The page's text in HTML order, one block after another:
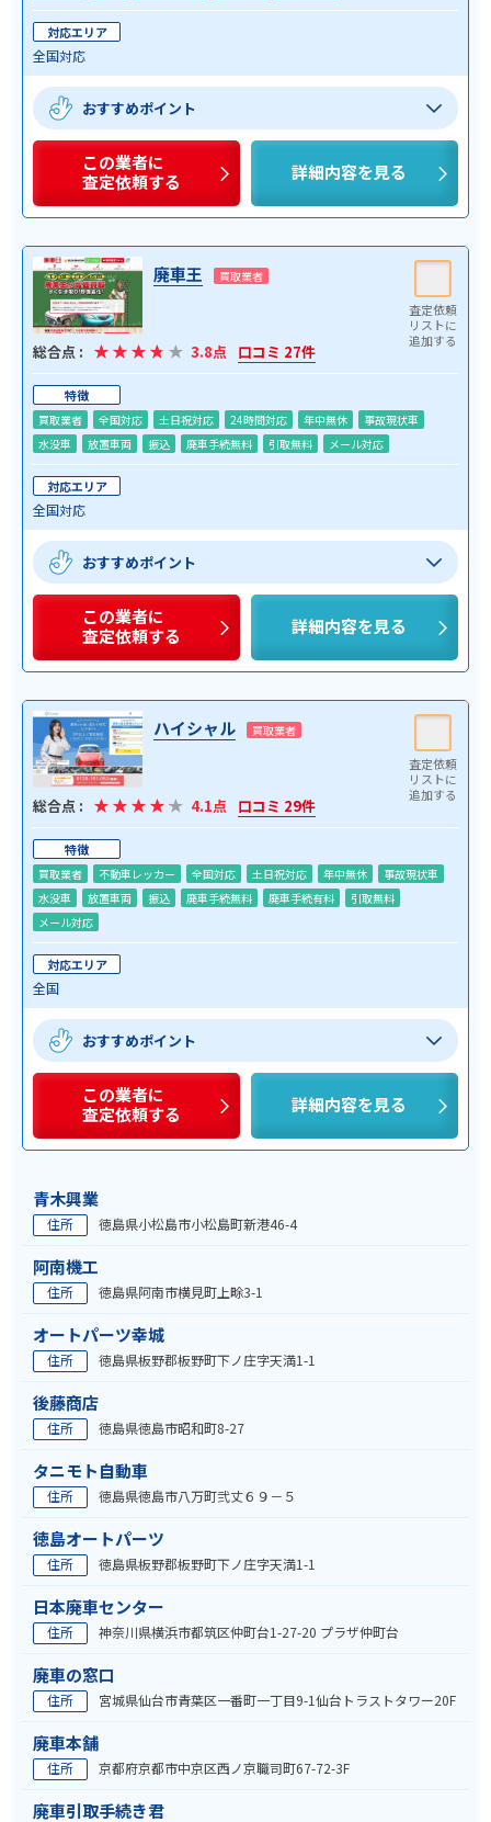
対応エリア
全国対応
おすすめポイント
この業者に
査定依頼する
詳細内容を見る
廃車王 買取業者
総合点 : 3.8点 口コミ 27件
特徴
買取業者 全国対応 土日祝対応 24時間対応 年中無休
事故現状車
水没車
放置車両 振込 廃車手続無料 引取無料 メール対応
対応エリア
全国対応
おすすめポイント
この業者に
査定依頼する
詳細内容を見る
ハイシャル 買取業者
総合点 : 4.1点 口コミ 29件
特徴
買取業者 不動車レッカー 全国対応 土日祝対応 年中無休
事故現状車
水没車
放置車両 振込 廃車手続無料 廃車手続有料
引取無料
メール対応
対応エリア
全国
おすすめポイント
この業者に
査定依頼する
詳細内容を見る
青木興業
住所 徳島県小松島市小松島町新港46-4
阿南機工
住所 徳島県阿南市横見町上畭3-1
オートパーツ幸城
住所 徳島県板野郡板野町下ノ庄字天満1-1
後藤商店
住所 徳島県徳島市昭和町8-27
タニモト自動車
住所 徳島県徳島市八万町弐丈６９－５
徳島オートパーツ
住所 徳島県板野郡板野町下ノ庄字天満1-1
日本廃車センター
住所 神奈川県横浜市都筑区仲町台1-27-20 プラザ仲町台
廃車の窓口
住所 宮城県仙台市青葉区一番町一丁目9-1仙台トラストタワー20F
廃車本舗
住所 京都府京都市中京区西ノ京職司町67-72-3F
廃車引取手続き君